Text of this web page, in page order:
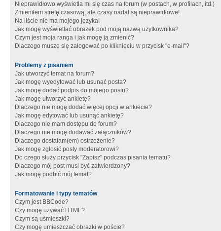
Nieprawidłowo wyświetla mi się czas na forum (w postach, w profilach, itd.)
Zmieniłem strefę czasową, ale czasy nadal są nieprawidłowe!
Na liście nie ma mojego języka!
Jak mogę wyświetlać obrazek pod moją nazwą użytkownika?
Czym jest moja ranga i jak mogę ją zmienić?
Dlaczego muszę się zalogować po kliknięciu w przycisk "e-mail"?
Problemy z pisaniem
Jak utworzyć temat na forum?
Jak mogę wyedytować lub usunąć posta?
Jak mogę dodać podpis do mojego postu?
Jak mogę utworzyć ankietę?
Dlaczego nie mogę dodać więcej opcji w ankiecie?
Jak mogę edytować lub usunąć ankietę?
Dlaczego nie mam dostępu do forum?
Dlaczego nie mogę dodawać załączników?
Dlaczego dostałam(em) ostrzeżenie?
Jak mogę zgłosić posty moderatorowi?
Do czego służy przycisk "Zapisz" podczas pisania tematu?
Dlaczego mój post musi być zatwierdzony?
Jak mogę podbić mój temat?
Formatowanie i typy tematów
Czym jest BBCode?
Czy mogę używać HTML?
Czym są uśmieszki?
Czy mogę umieszczać obrazki w poście?